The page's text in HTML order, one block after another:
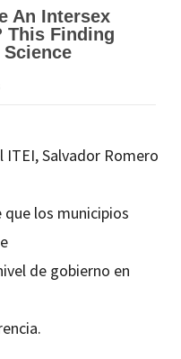
Salvador Romero
los municipios
de gobierno en